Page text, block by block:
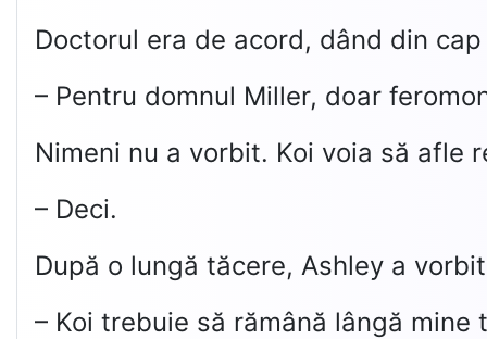
Doctorul era de acord, dând din
– Pentru domnul Miller, doar
Nimeni nu a vorbit. Koi voia să afle
– Deci.
După o lungă tăcere, Ashley a
– Koi trebuie să rămână lângă mine